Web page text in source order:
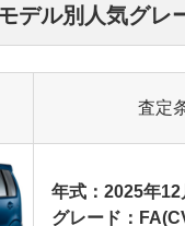
デル別人気グレ
査定
年式：2025年12
グレード：